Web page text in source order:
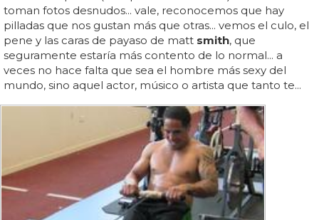
toman fotos desnudos... vale, reconocemos que hay
pilladas que nos gustan más que otras... vemos el culo, el
pene y las caras de payaso de matt smith, que
seguramente estaría más contento de lo normal... a
veces no hace falta que sea el hombre más sexy del
mundo, sino aquel actor, músico o artista que tanto te...